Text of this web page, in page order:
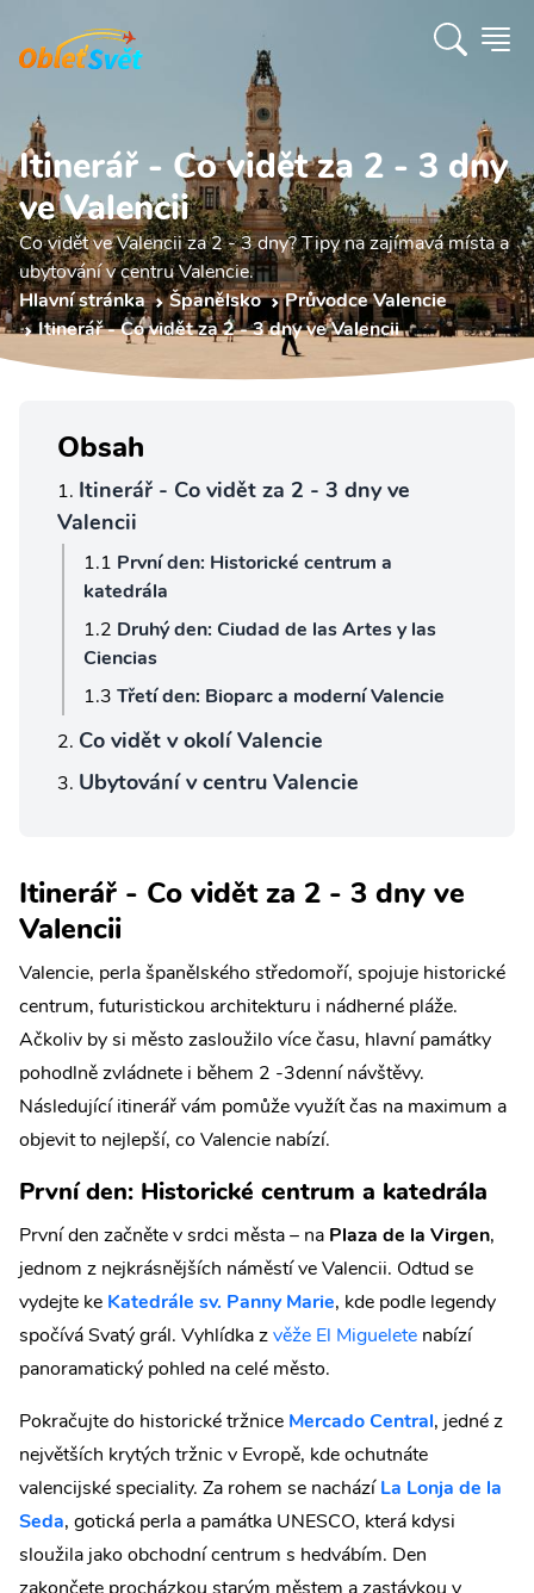
Itinerář - Co vidět za 2 - 3 dny
ve Valencii
Co vidět ve Valencii za 2 - 3 dny? Tipy na zajímavá místa a
ubytování v centru Valencie.
Hlavní stránka
Španělsko
Průvodce Valencie
Itinerář - Co vidět za 2 - 3 dny ve Valencii
Obsah
Itinerář - Co vidět za 2 - 3 dny ve
Valencii
První den: Historické centrum a
katedrála
Druhý den: Ciudad de las Artes y las
Ciencias
Třetí den: Bioparc a moderní Valencie
Co vidět v okolí Valencie
Ubytování v centru Valencie
Itinerář - Co vidět za 2 - 3 dny ve
Valencii
Valencie, perla španělského středomoří, spojuje historické
centrum, futuristickou architekturu i nádherné pláže.
Ačkoliv by si město zasloužilo více času, hlavní památky
pohodlně zvládnete i během 2 -3denní návštěvy.
Následující itinerář vám pomůže využít čas na maximum a
objevit to nejlepší, co Valencie nabízí.
První den: Historické centrum a katedrála
První den začněte v srdci města – na Plaza de la Virgen,
jednom z nejkrásnějších náměstí ve Valencii. Odtud se
vydejte ke Katedrále sv. Panny Marie, kde podle legendy
spočívá Svatý grál. Vyhlídka zvěže El Miguelete nabízí
panoramatický pohled na celé město.
Pokračujte do historické tržnice Mercado Central, jedné z
největších krytých tržnic v Evropě, kde ochutnáte
valencijské speciality. Za rohem se nacházíLa Lonja de la
Seda, gotická perla a památka UNESCO, která kdysi
sloužila jako obchodní centrum s hedvábím. Den